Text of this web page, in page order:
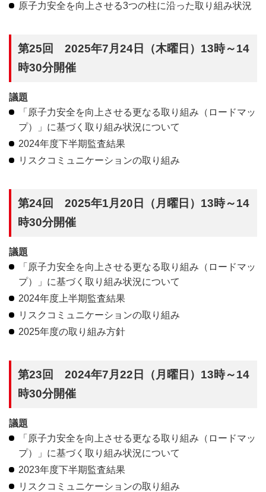
原子力安全を向上させる3つの柱に沿った取り組み状況
第25回 2025年7月24日（木曜日）13時～14
時30分開催
議題
「原子力安全を向上させる更なる取り組み（ロードマッ
プ）」に基づく取り組み状況について
2024年度下半期監査結果
リスクコミュニケーションの取り組み
第24回 2025年1月20日（月曜日）13時～14
時30分開催
議題
「原子力安全を向上させる更なる取り組み（ロードマッ
プ）」に基づく取り組み状況について
2024年度上半期監査結果
リスクコミュニケーションの取り組み
2025年度の取り組み方針
第23回 2024年7月22日（月曜日）13時～14
時30分開催
議題
「原子力安全を向上させる更なる取り組み（ロードマッ
プ）」に基づく取り組み状況について
2023年度下半期監査結果
リスクコミュニケーションの取り組み